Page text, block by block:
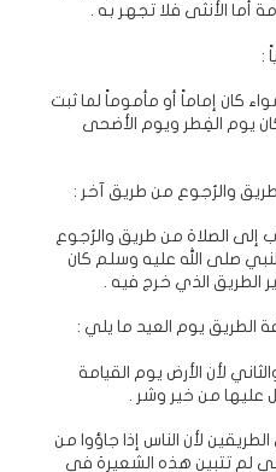
أما الأُنثى فلا تجهر به .
كان إماماً أو مأموماً لما ثبت
يوم الفِطر ويوم الأضحى
إلى الصلاة من طريق والرُجوع
صلى الله عليه وسلم كان
الطريق الذي خرج فيه .
يوم العيد ما يلي :
لأن الأرض يوم القيامة
عليها من خير وشر .
لأن الناس إذا جاؤوا من
لم تتبين هذه الشعيرة في